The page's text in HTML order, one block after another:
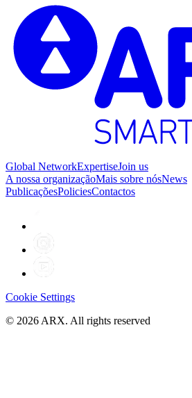
Global NetworkExpertiseJoin us
A nossa organizaçãoMais sobre nósNews
PublicaçõesPoliciesContactos
Cookie Settings
© 2026 ARX. All rights reserved